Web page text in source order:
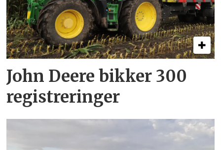
John Deere bikker 300
registreringer